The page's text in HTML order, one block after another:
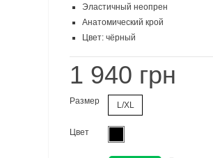
Эластичный неопрен
Анатомический крой
Цвет: чёрный
1 940 грн
Размер L/XL
Цвет